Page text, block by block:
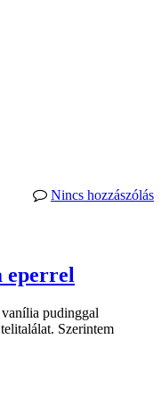
Nincs hozzászólás
eperrel
pudinggal
Szerintem